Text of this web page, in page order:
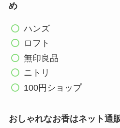
め
ハンズ
ロフト
無印良品
ニトリ
100円ショップ
おしゃれなお香はネット通